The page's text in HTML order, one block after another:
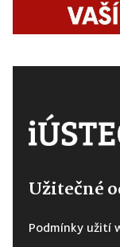
Užitečné
Podmínky užití